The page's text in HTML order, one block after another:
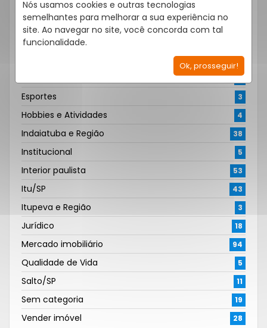
Nós usamos cookies e outras tecnologias
semelhantes para melhorar a sua experiência no
site. Ao navegar no site, você concorda com tal
funcionalidade.
Ok, prosseguir!
Condomínios em Indaiatuba
Congresso Silvana Carvalho
Corretores
47
4
Esportes 3
Hobbies e Atividades 4
Indaiatuba e Região 38
Institucional 5
Interior paulista 53
Itu/SP 43
Itupeva e Região 3
Jurídico 18
Mercado imobiliário 94
Qualidade de Vida 5
Salto/SP 11
Sem categoria 19
Vender imóvel 28